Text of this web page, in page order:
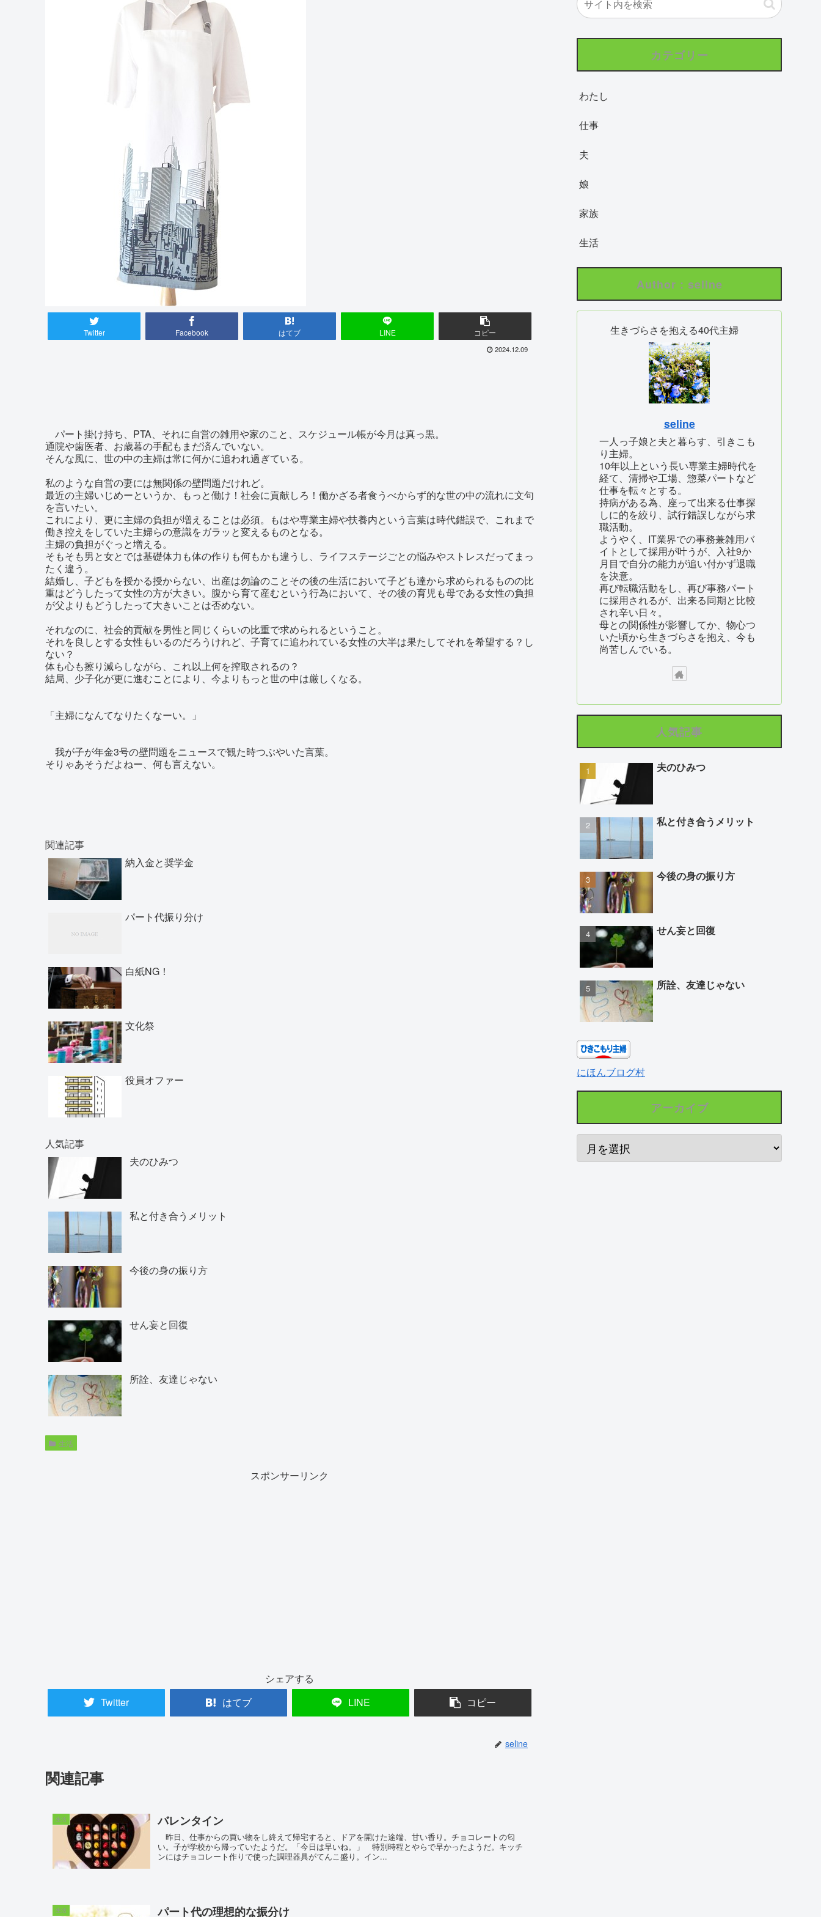
Twitter Facebook はてブ LINE コピー
2024.12.09
パート掛け持ち、PTA、それに自営の雑用や家のこと、スケジュール帳が今月は真っ黒。
通院や歯医者、お歳暮の手配もまだ済んでいない。
そんな風に、世の中の主婦は常に何かに追われ過ぎている。
私のような自営の妻には無関係の壁問題だけれど。
最近の主婦いじめーというか、もっと働け！社会に貢献しろ！働かざる者食うべからず的な世の中の流れに文句
を言いたい。
これにより、更に主婦の負担が増えることは必須。もはや専業主婦や扶養内という言葉は時代錯誤で、これまで
働き控えをしていた主婦らの意識をガラッと変えるものとなる。
主婦の負担がぐっと増える。
そもそも男と女とでは基礎体力も体の作りも何もかも違うし、ライフステージごとの悩みやストレスだってまっ
たく違う。
結婚し、子どもを授かる授からない、出産は勿論のことその後の生活において子ども達から求められるものの比
重はどうしたって女性の方が大きい。腹から育て産むという行為において、その後の育児も母である女性の負担
が父よりもどうしたって大きいことは否めない。
それなのに、社会的貢献を男性と同じくらいの比重で求められるということ。
それを良しとする女性もいるのだろうけれど、子育てに追われている女性の大半は果たしてそれを希望する？し
ない？
体も心も擦り減らしながら、これ以上何を搾取されるの？
結局、少子化が更に進むことにより、今よりもっと世の中は厳しくなる。
「主婦になんてなりたくなーい。」
我が子が年金3号の壁問題をニュースで観た時つぶやいた言葉。
そりゃあそうだよねー、何も言えない。
関連記事
納入金と奨学金
パート代振り分け
白紙NG！
文化祭
役員オファー
人気記事
夫のひみつ
私と付き合うメリット
今後の身の振り方
せん妄と回復
所詮、友達じゃない
生活
スポンサーリンク
シェアする
Twitter
はてブ LINE コピー
seline
関連記事
生活 バレンタイン
昨日、仕事からの買い物をし終えて帰宅すると、ドアを開けた途端、甘い香り。チョコレートの匂
い。子が学校から帰っていたようだ。「今日は早いね。」 特別時程とやらで早かったようだ。キッチ
ンにはチョコレート作りで使った調理器具がてんこ盛り。イン...
生活 パート代の理想的な振分け
カテゴリー
わたし
仕事
夫
娘
家族
生活
Author : seline
生きづらさを抱える40代主婦
seline
一人っ子娘と夫と暮らす、引きこも
り主婦。
10年以上という長い専業主婦時代を
経て、清掃や工場、惣菜パートなど
仕事を転々とする。
持病がある為、座って出来る仕事探
しに的を絞り、試行錯誤しながら求
職活動。
ようやく、IT業界での事務兼雑用バ
イトとして採用が叶うが、入社9か
月目で自分の能力が追い付かず退職
を決意。
再び転職活動をし、再び事務パート
に採用されるが、出来る同期と比較
され辛い日々。
母との関係性が影響してか、物心つ
いた頃から生きづらさを抱え、今も
尚苦しんでいる。
人気記事
夫のひみつ
私と付き合うメリット
今後の身の振り方
せん妄と回復
所詮、友達じゃない
にほんブログ村
アーカイブ